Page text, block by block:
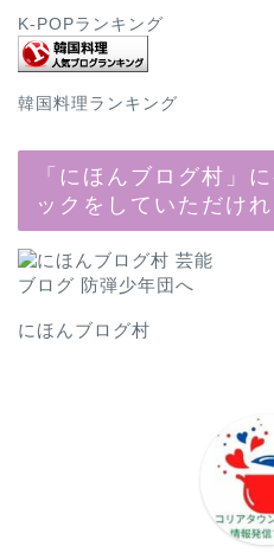
K-POPランキング
韓国料理ランキング
「にほんブログ村」
ックをしていただけ
にほんブログ村